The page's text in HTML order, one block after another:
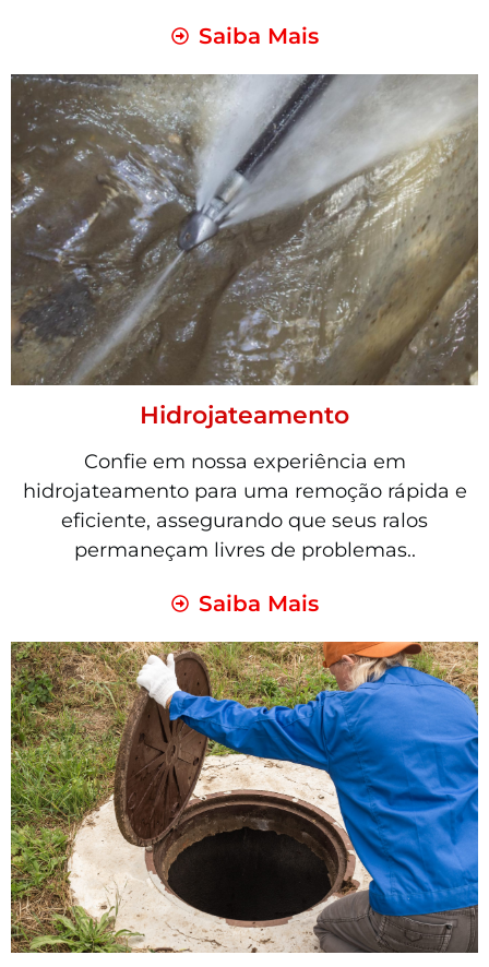
Saiba Mais
Hidrojateamento
Confie em nossa experiência em
hidrojateamento para uma remoção rápida e
eficiente, assegurando que seus ralos
permaneçam livres de problemas..
Saiba Mais